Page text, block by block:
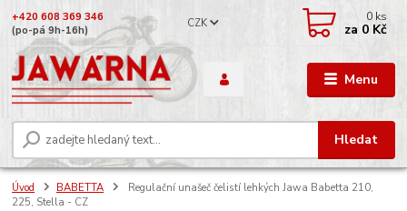
Menu
CZK
Hledat
+420 608 369 346
(po-pá 9h-16h)
0 ks
za 0 Kč
Úvod BABETTA
Regulační unašeč čelistí lehkých Jawa Babetta 210,
225, Stella - CZ